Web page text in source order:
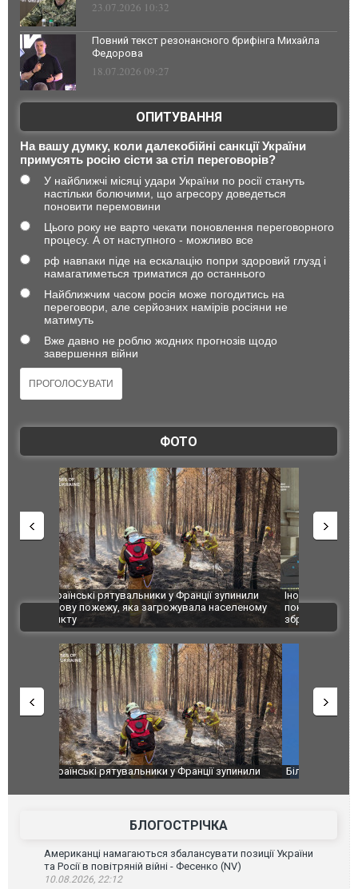
23.07.2026 10:32
Повний текст резонансного брифінга Михайла
Федорова
18.07.2026 09:27
ОПИТУВАННЯ
На вашу думку, коли далекобійні санкції України
примусять росію сісти за стіл переговорів?
У найближчі місяці удари України по росії стануть
настільки болючими, що агресору доведеться
поновити перемовини
Цього року не варто чекати поновлення переговорного
процесу. А от наступного - можливо все
рф навпаки піде на ескалацію попри здоровий глузд і
намагатиметься триматися до останнього
Найближчим часом росія може погодитись на
переговори, але серйозних намірів росіяни не
матимуть
Вже давно не роблю жодних прогнозів щодо
завершення війни
ФОТО
Іноземні технології вбивають українців: ГУР
показало дипломатам західні компоненти у
зброї агресора. ФОТО
Росіяни
ВІДЕО
Біля гольф-клубу Трампа перехопили три літаки.
Дві
ГУР із
БЛОГОСТРІЧКА
Американці намагаються збалансувати позиції України
та Росії в повітряній війні - Фесенко (NV)
10.08.2026, 22:12